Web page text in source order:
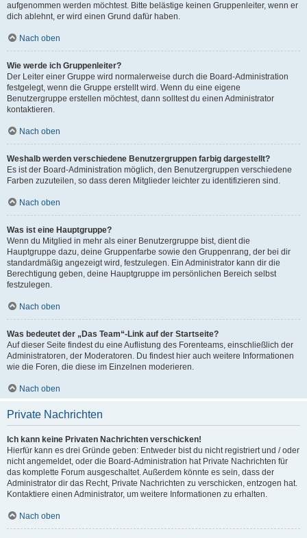
aufgenommen werden möchtest. Bitte belästige keinen Gruppenleiter, wenn er
dich ablehnt, er wird einen Grund dafür haben.
Nach oben
Wie werde ich Gruppenleiter?
Der Leiter einer Gruppe wird normalerweise durch die Board-Administration
festgelegt, wenn die Gruppe erstellt wird. Wenn du eine eigene
Benutzergruppe erstellen möchtest, dann solltest du einen Administrator
kontaktieren.
Nach oben
Weshalb werden verschiedene Benutzergruppen farbig dargestellt?
Es ist der Board-Administration möglich, den Benutzergruppen verschiedene
Farben zuzuteilen, so dass deren Mitglieder leichter zu identifizieren sind.
Nach oben
Was ist eine Hauptgruppe?
Wenn du Mitglied in mehr als einer Benutzergruppe bist, dient die
Hauptgruppe dazu, deine Gruppenfarbe sowie den Gruppenrang, der bei dir
standardmäßig angezeigt wird, festzulegen. Ein Administrator kann dir die
Berechtigung geben, deine Hauptgruppe im persönlichen Bereich selbst
festzulegen.
Nach oben
Was bedeutet der „Das Team“-Link auf der Startseite?
Auf dieser Seite findest du eine Auflistung des Forenteams, einschließlich der
Administratoren, der Moderatoren. Du findest hier auch weitere Informationen
wie die Foren, die diese im Einzelnen moderieren.
Nach oben
Private Nachrichten
Ich kann keine Privaten Nachrichten verschicken!
Hierfür kann es drei Gründe geben: Entweder bist du nicht registriert und / oder
nicht angemeldet, oder die Board-Administration hat Private Nachrichten für
das komplette Forum ausgeschaltet. Außerdem könnte es sein, dass der
Administrator dir das Recht, Private Nachrichten zu verschicken, entzogen hat.
Kontaktiere einen Administrator, um weitere Informationen zu erhalten.
Nach oben